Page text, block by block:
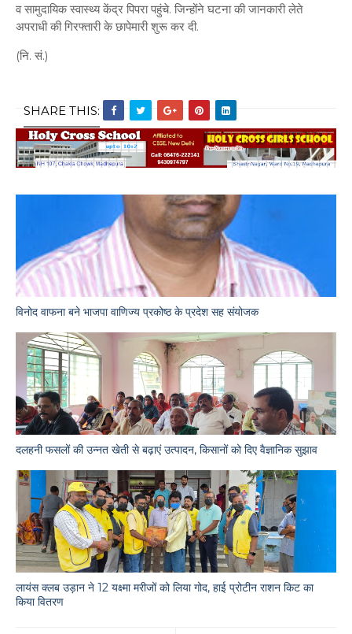
व सामुदायिक स्वास्थ्य केंद्र पिपरा पहुंचे. जिन्होंने घटना की जानकारी लेते
अपराधी की गिरफ्तारी के छापेमारी शुरू कर दी.
(नि. सं.)
SHARE THIS:
विनोद वाफना बने भाजपा वाणिज्य प्रकोष्ठ के प्रदेश सह संयोजक
दलहनी फसलों की उन्नत खेती से बढ़ाएं उत्पादन, किसानों को दिए वैज्ञानिक सुझाव
लायंस क्लब उड़ान ने 12 यक्ष्मा मरीजों को लिया गोद, हाई प्रोटीन राशन किट का
किया वितरण